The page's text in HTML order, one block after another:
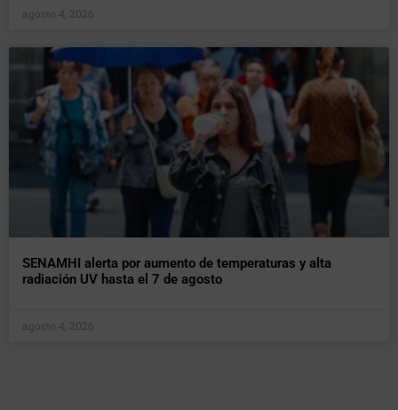
agosto 4, 2026
SENAMHI alerta por aumento de temperaturas y alta
radiación UV hasta el 7 de agosto
agosto 4, 2026